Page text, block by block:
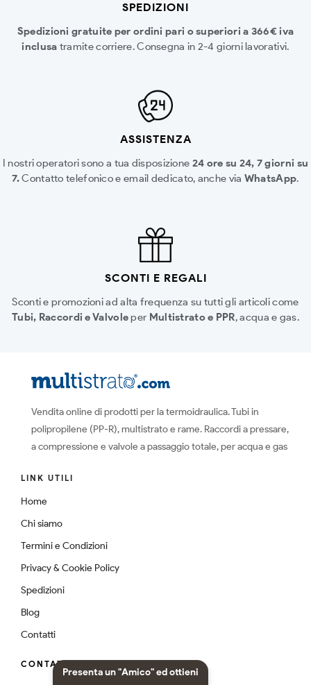
SPEDIZIONI
Spedizioni gratuite per ordini pari o superiori a 366€ iva
inclusa tramite corriere. Consegna in 2-4 giorni lavorativi.
ASSISTENZA
I nostri operatori sono a tua disposizione 24 ore su 24, 7 giorni su
7.Contatto telefonico e email dedicato, anche via WhatsApp.
SCONTI E REGALI
Sconti e promozioni ad alta frequenza su tutti gli articoli come
Tubi, Raccordi e Valvoleper Multistrato e PPR, acqua e gas.
Vendita online di prodotti per la termoidraulica. Tubi in
polipropilene (PP-R), multistrato e rame. Raccordi a pressare,
a compressione e valvole a passaggio totale, per acqua e gas
LINK UTILI
Home
Chi siamo
Termini e Condizioni
Privacy & Cookie Policy
Spedizioni
Blog
Contatti
CONTATTI
Presenta un "Amico" ed ottieni